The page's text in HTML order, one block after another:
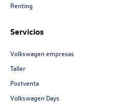
Renting
Servicios
Volkswagen empresas
Taller
Postventa
Volkswagen Days